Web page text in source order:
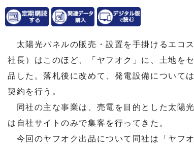
太陽光パネルの販売・設置を手掛けるエコ
社長）はこのほど、「ヤフオク」に、土地を
品した。落札後に改めて、発電設備について
契約を行う。
同社の主な事業は、売電を目的とした太陽
は自社サイトのみで集客を行ってきた。
今回のヤフオク出品について同社は「ヤフ